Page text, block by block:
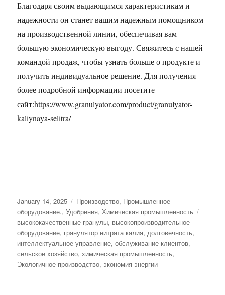
Благодаря своим выдающимся характеристикам и
надежности он станет вашим надежным помощником
на производственной линии, обеспечивая вам
большую экономическую выгоду. Свяжитесь с нашей
командой продаж, чтобы узнать больше о продукте и
получить индивидуальное решение. Для получения
более подробной информации посетите
сайт:https://www.granulyator.com/product/granulyator-
kaliynaya-selitra/
Posted
on
January 14, 2025 Categories
Производство, Промышленное
оборудование.,Удобрения,Химическая промышленность
высококачественные гранулы, высокопроизводительное
оборудование, гранулятор нитрата калия, долговечность,
интеллектуальное управление,обслуживание клиентов,
сельское хозяйство,химическая промышленность,
Экологичное производство,экономия энергии